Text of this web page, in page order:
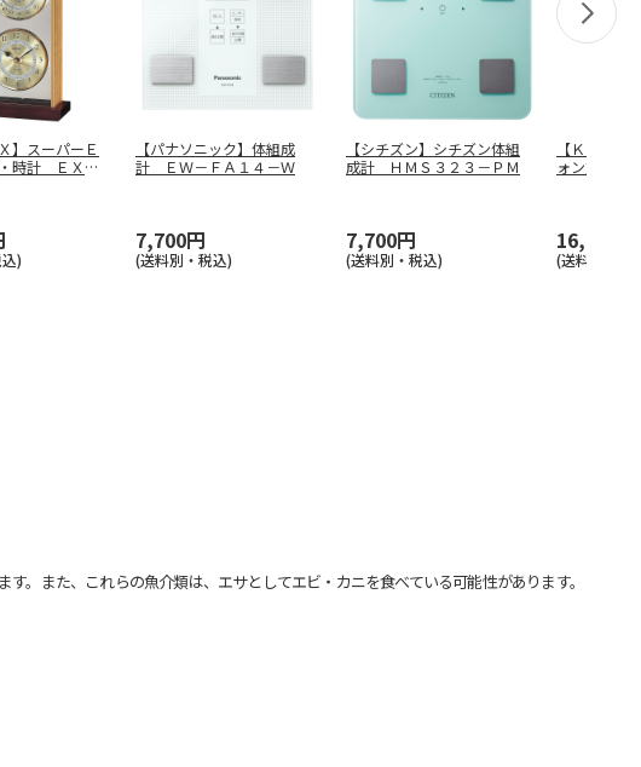
】スーパーＥ
時計 ＥＸ－
)
【パナソニック】体組成
計 ＥＷ－ＦＡ１４－Ｗ
7,700円
(送料別・税込)
【シチズン】シチズン体組
成計 ＨＭＳ３２３－ＰＭ
7,700円
(送料別・税込)
【Ｋｅｎｋ
ォン対応天
16,500円
(送料別・税
。また、これらの魚介類は、エサとしてエビ・カニを食べている可能性があります。